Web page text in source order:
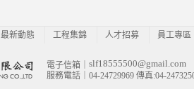
最新動態 工程集錦 人才招募 員工專區
服務電話｜04-24729969 傳真:04-
電子信箱｜ slf18555500@gmail.com